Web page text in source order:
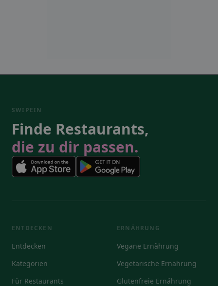
SWIPEIN
Finde Restaurants,
die zu dir passen.
ENTDECKEN
Entdecken
Kategorien
Für Restaurants
ERNÄHRUNG
Vegane Ernährung
Vegetarische Ernährung
Glutenfreie Ernährung